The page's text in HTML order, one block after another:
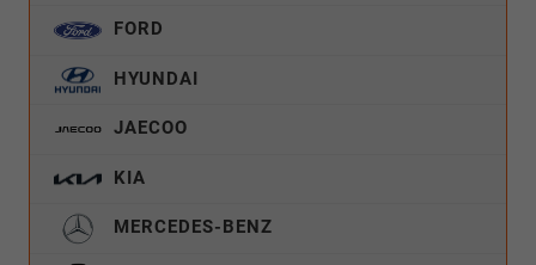
FORD
HYUNDAI
JAECOO
KIA
MERCEDES-BENZ